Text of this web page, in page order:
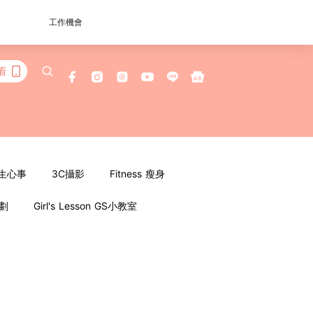
工作機會
心事 3C攝影 Fitness 瘦身
Girl's Lesson GS小教室